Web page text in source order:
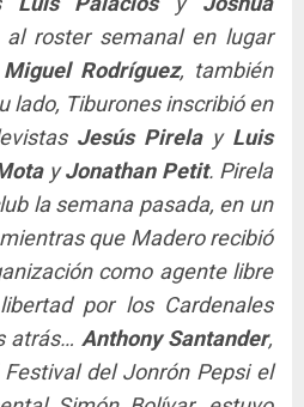
roster semanal en lugar
Miguel Rodríguez, también
lado, Tiburones inscribió en
Jesús Pirelay Luis
yJonathan Petit. Pirela
la semana pasada, en un
que Madero recibió
como agente libre
por los Cardenales
atrás… Anthony Santander,
del Jonrón Pepsi el